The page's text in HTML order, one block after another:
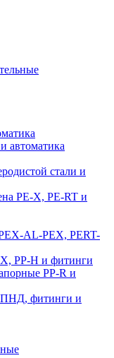
автоматика
стали и
PE-X, PE-RT и
AL-PEX, PERT-
PP-H и фитинги
PP-R и
фитинги и